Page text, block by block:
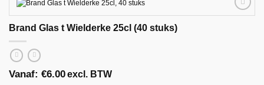
Brand Glas t Wielderke 25cl (40 stuks)
Vanaf: €6.00excl. BTW